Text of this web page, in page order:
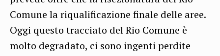
Comune la riqualificazione finale delle aree.
Oggi questo tracciato del Rio Comune è
molto degradato, ci sono ingenti perdite